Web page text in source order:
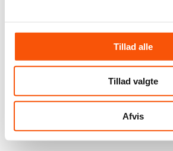
Tillad alle
Tillad valgte
Afvis